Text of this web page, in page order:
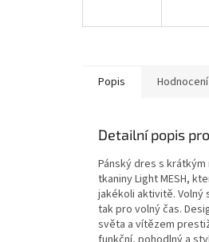
Popis Hodnocení
Detailní popis
Pánský dres s
tkaniny Light MESH,
jakékoli aktivitě.
tak pro volný čas.
světa a vítězem